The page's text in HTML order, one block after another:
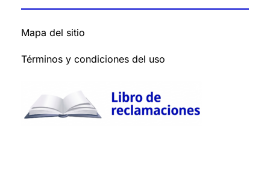
Mapa del sitio
Términos y condiciones del uso